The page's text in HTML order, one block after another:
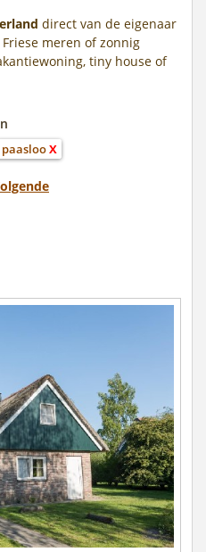
direct van de eigenaar
meren of zonnig
tiny house of
paaslooX